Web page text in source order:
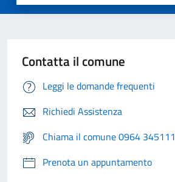
Contatta il comune
Leggi le domande frequenti
Richiedi Assistenza
Chiama il comune 0964 345111
Prenota un appuntamento